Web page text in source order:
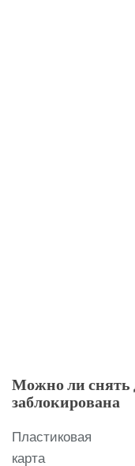
Можно ли снять
заблокирована
Пластиковая
карта